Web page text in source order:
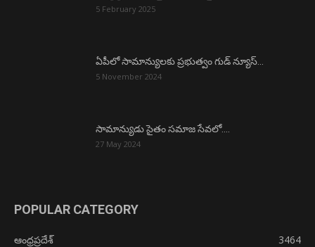
5 February 2025
ఏపీలో సామాన్యులకు ప్రభుత్వం గుడ్ న్యూస్…
5 November 2024
సామాన్యుడు సైతం సమాజ సేవలో….
27 May 2024
POPULAR CATEGORY
ఆంధ్రప్రదేశ్
3464